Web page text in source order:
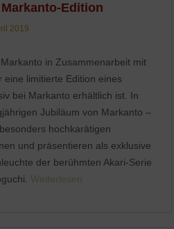
Edition
2019
in Zusammenarbeit mit
limitierte Edition eines
bei Markanto erhältlich ist. In
Jubiläum von Markanto –
hochkarätigen
und präsentieren als exklusive
der berühmten Akari-Serie
Weiterlesen